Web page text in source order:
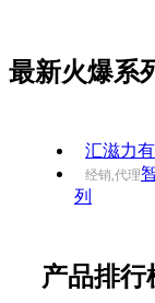
最新火爆系
汇滋力
经销,代理
列
产品排行